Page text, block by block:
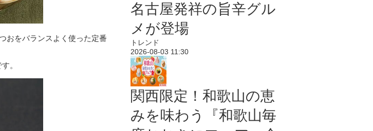
おをバランスよく使った定番
。
名古屋発祥の旨辛グル
メが登場
トレンド
2026-08-03 11:30
関西限定！和歌山の恵
みを味わう『和歌山毎